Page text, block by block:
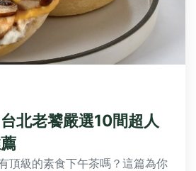
北老饕嚴選10間超人
頂級的素食下午茶嗎？這篇為你